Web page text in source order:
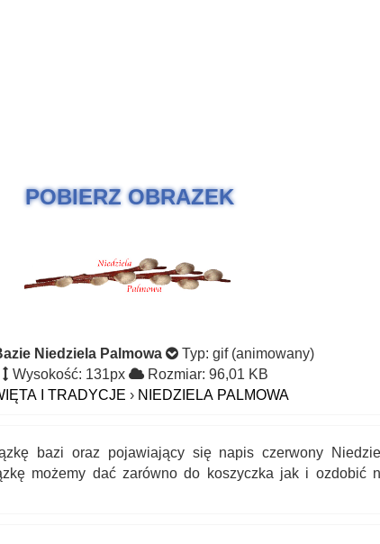
POBIERZ OBRAZEK
Niedziela Palmowa
Typ: gif (animowany)
Wysokość: 131px
Rozmiar: 96,01 KB
I TRADYCJE › NIEDZIELA PALMOWA
bazi oraz pojawiający się napis czerwony
możemy dać zarówno do koszyczka jak i ozdobić